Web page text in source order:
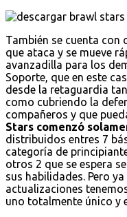
También se cuenta con
que ataca y se mueve
avanzadilla para los
Soporte, que en este
desde la retaguardia
como cubriendo la
compañeros y que
Stars comenzó
distribuidos entres 7
categoría de
otros 2 que se espera
sus habilidades. Pero
actualizaciones
uno totalmente único y